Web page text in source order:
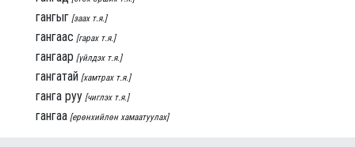
гангыг [заах т.я.]
гангаас [гарах т.я.]
гангаар [үйлдэх т.я.]
гангатай [хамтрах т.я.]
ганга руу [чиглэх т.я.]
гангаа [ерөнхийлөн хамаатуулах]